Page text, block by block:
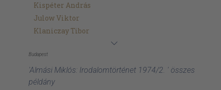
Kispéter András
Julow Viktor
Klaniczay Tibor
Budapest
'Almási Miklós: Irodalomtörténet 1974/2. ' összes
példány